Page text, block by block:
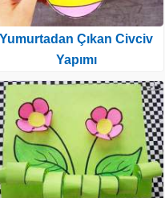
Yumurtadan Çıkan Civciv
Yapımı